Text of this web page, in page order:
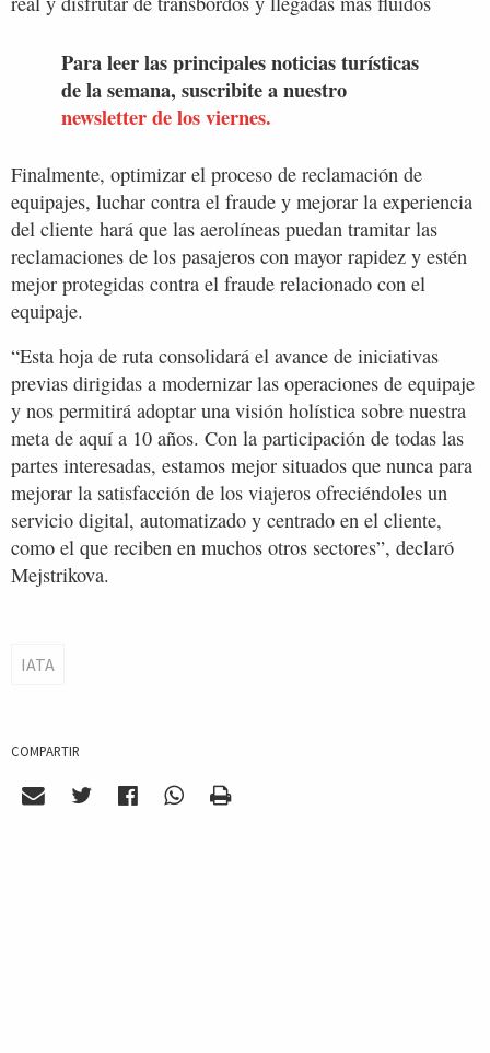
Para leer las principales noticias turísticas
de la semana, suscribite a nuestro
newsletter de los viernes.
Finalmente, optimizar el proceso de reclamación de
equipajes, luchar contra el fraude y mejorar la experiencia
del cliente hará que las aerolíneas puedan tramitar las
reclamaciones de los pasajeros con mayor rapidez y estén
mejor protegidas contra el fraude relacionado con el
equipaje.
“Esta hoja de ruta consolidará el avance de iniciativas
previas dirigidas a modernizar las operaciones de equipaje
y nos permitirá adoptar una visión holística sobre nuestra
meta de aquí a 10 años. Con la participación de todas las
partes interesadas, estamos mejor situados que nunca para
mejorar la satisfacción de los viajeros ofreciéndoles un
servicio digital, automatizado y centrado en el cliente,
como el que reciben en muchos otros sectores”, declaró
Mejstrikova.
IATA
COMPARTIR